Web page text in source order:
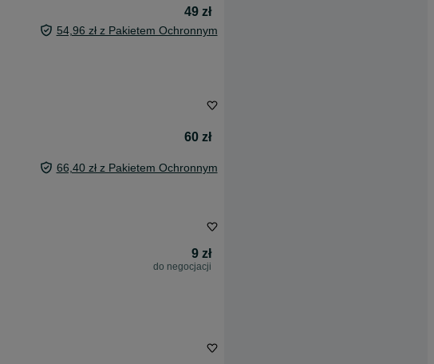
49 zł
54,96 zł z Pakietem Ochronnym
60 zł
66,40 zł z Pakietem Ochronnym
9 zł
do negocjacji